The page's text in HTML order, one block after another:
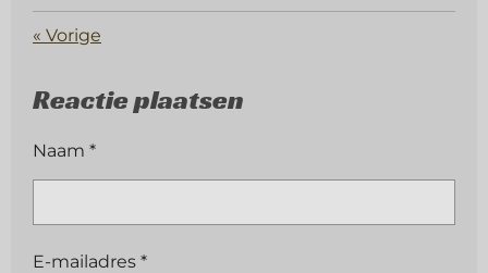
« Vorige
Reactie plaatsen
Naam *
E-mailadres *